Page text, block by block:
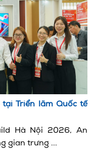
Triển lãm Quốc tế
Hà Nội 2026, An
gian trưng ...